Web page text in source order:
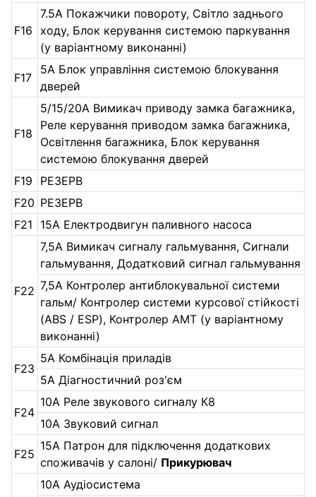
F16
7.5A Покажчики повороту, Світло заднього
ходу, Блок керування системою паркування
(у варіантному виконанні)
F17
5A Блок управління системою блокування
дверей
F18
5/15/20A Вимикач приводу замка багажника,
Реле керування приводом замка багажника,
Освітлення багажника, Блок керування
системою блокування дверей
F19
РЕЗЕРВ
F20 РЕЗЕРВ
F21
15А Електродвигун паливного насоса
F22
7,5А Вимикач сигналу гальмування, Сигнали
гальмування, Додатковий сигнал гальмування
7,5А Контролер антиблокувальної системи
гальм/ Контролер системи курсової стійкості
(ABS / ESP), Контролер АМТ (у варіантному
виконанні)
F23
5А Комбінація приладів
5А Діагностичний роз'єм
F24
10А Реле звукового сигналу К8
10А Звуковий сигнал
F25
15А Патрон для підключення додаткових
споживачів у салоні/ Прикурювач
10А Аудіосистема